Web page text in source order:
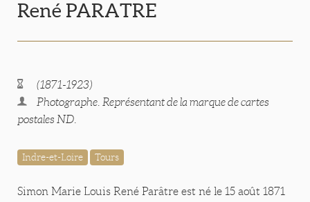
René PARATRE
(1871-1923)
Photographe. Représentant de la marque de cartes
postales ND.
Indre-et-Loire Tours
Simon Marie Louis René Parâtre est né le 15 août 1871